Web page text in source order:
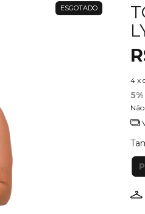
ESGOTADO
4 x
P